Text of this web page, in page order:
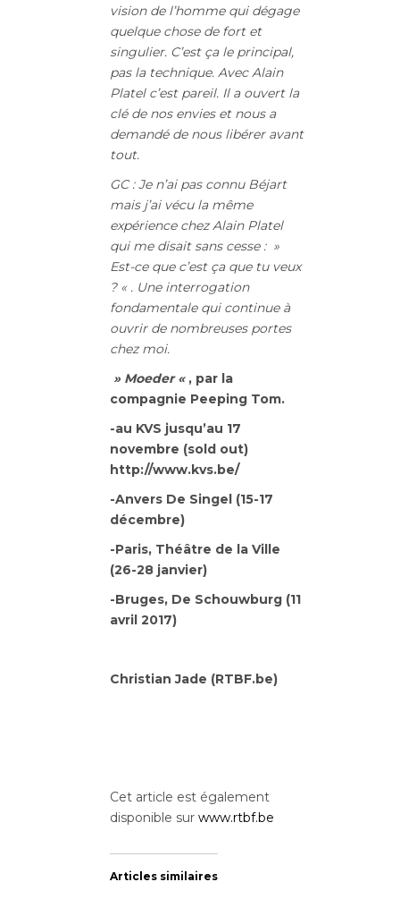
vision de l’homme qui dégage
quelque chose de fort et
singulier. C’est ça le principal,
pas la technique. Avec Alain
Platel c’est pareil. Il a ouvert la
clé de nos envies et nous a
demandé de nous libérer avant
tout.
GC : Je n’ai pas connu Béjart
mais j’ai vécu la même
expérience chez Alain Platel
qui me disait sans cesse : »
Est-ce que c’est ça que tu veux
? « . Une interrogation
fondamentale qui continue à
ouvrir de nombreuses portes
chez moi.
» Moeder « , par la
compagnie Peeping Tom.
-au KVS jusqu’au 17
novembre (sold out)
http://www.kvs.be/
-Anvers De Singel (15-17
décembre)
-Paris, Théâtre de la Ville
(26-28 janvier)
-Bruges, De Schouwburg (11
avril 2017)
Christian Jade (RTBF.be)
Cet article est également
disponible sur www.rtbf.be
Articles similaires